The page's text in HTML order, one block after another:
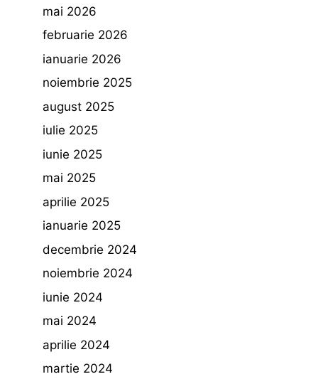
mai 2026
februarie 2026
ianuarie 2026
noiembrie 2025
august 2025
iulie 2025
iunie 2025
mai 2025
aprilie 2025
ianuarie 2025
decembrie 2024
noiembrie 2024
iunie 2024
mai 2024
aprilie 2024
martie 2024